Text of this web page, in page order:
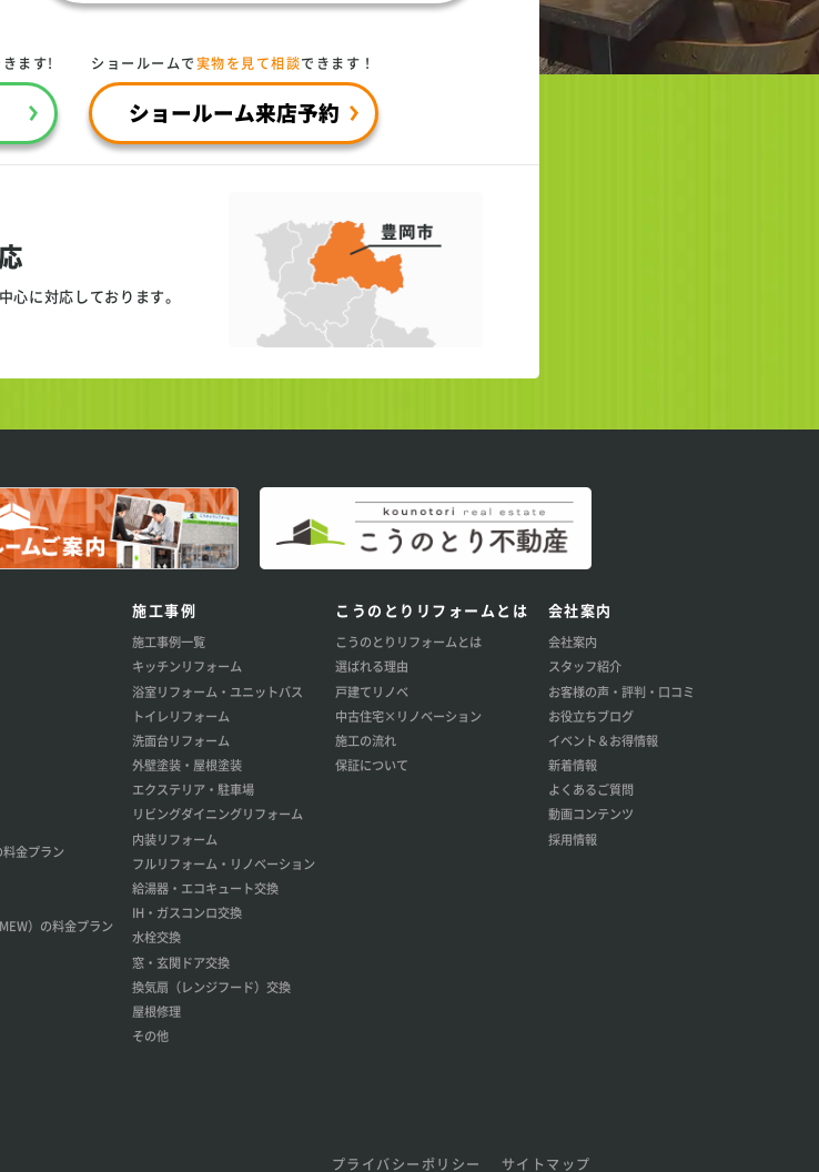
ます! ショールームで実物を見て相談できます！
ショールーム来店予約
心に対応しております。
料金プラン
）の料金プラン
施工事例
施工事例一覧
キッチンリフォーム
浴室リフォーム・ユニットバス
トイレリフォーム
洗面台リフォーム
外壁塗装・屋根塗装
エクステリア・駐車場
リビングダイニングリフォーム
内装リフォーム
フルリフォーム・リノベーション
給湯器・エコキュート交換
IH・ガスコンロ交換
水栓交換
窓・玄関ドア交換
換気扇（レンジフード）交換
屋根修理
その他
こうのとりリフォームとは
こうのとりリフォームとは
選ばれる理由
戸建てリノベ
中古住宅×リノベーション
施工の流れ
保証について
会社案内
会社案内
スタッフ紹介
お客様の声・評判・口コミ
お役立ちブログ
イベント＆お得情報
新着情報
よくあるご質問
動画コンテンツ
採用情報
プライバシーポリシー サイトマップ